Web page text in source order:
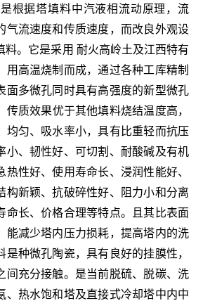
是根据塔填料中汽液相流动原理，流
气流速度和传质速度，而改良外观设
。 它是采用 耐火高岭土及江西特有
用高温烧制而成，通过各种工库精制
面多微孔同时具有高强度的新型微孔
传质效果优于其他填料烧结温度高，
均匀、吸水率小，具有比重轻而抗压
小、韧性好、可切割、耐酸碱及有机
热性好、使用寿命长、浸润性能好、
构新颖、抗破碎性好、阻力小和分离
命长、价格合理等特点。且其比表面
能减少塔内压力损耗，提高塔内的洗
是种微孔陶瓷，具有良好的挂膜性，
间充分接触。是当前脱硫、脱碳、洗
、热水饱和塔及直接式冷却塔中内中